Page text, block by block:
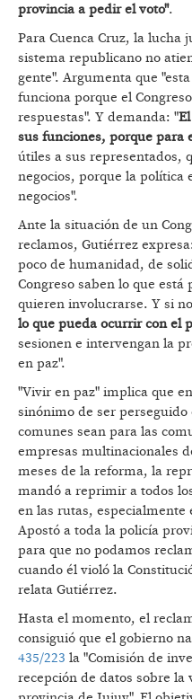
provincia a pedir el voto".
Para Cuenca Cruz, la lucha
sistema republicano no
gente". Argumenta que
funciona porque el
respuestas". Y demanda: "
sus funciones, porque para
útiles a sus representados,
negocios, porque la política
negocios".
Ante la situación de un
reclamos, Gutiérrez
poco de humanidad, de
Congreso saben lo que
quieren involucrarse. Y si
lo que pueda ocurrir con el
sesionen e intervengan la
en paz".
"Vivir en paz" implica que
sinónimo de ser
comunes sean para las
empresas multinacionales
meses de la reforma, la
mandó a reprimir a todos
en las rutas, especialmente
Apostó a toda la policía
para que no podamos
cuando él violó la
relata Gutiérrez.
Hasta el momento, el
consiguió que el gobierno
435/223 la "Comisión de
recepción de datos sobre